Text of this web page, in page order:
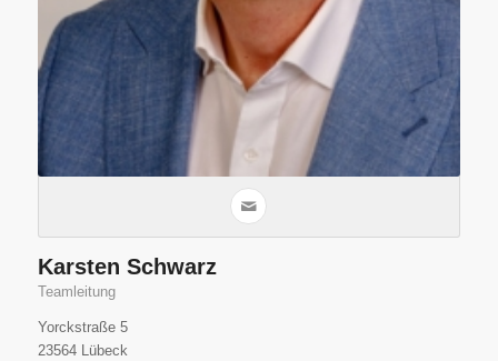
Karsten Schwarz
Teamleitung
Yorckstraße 5
23564 Lübeck